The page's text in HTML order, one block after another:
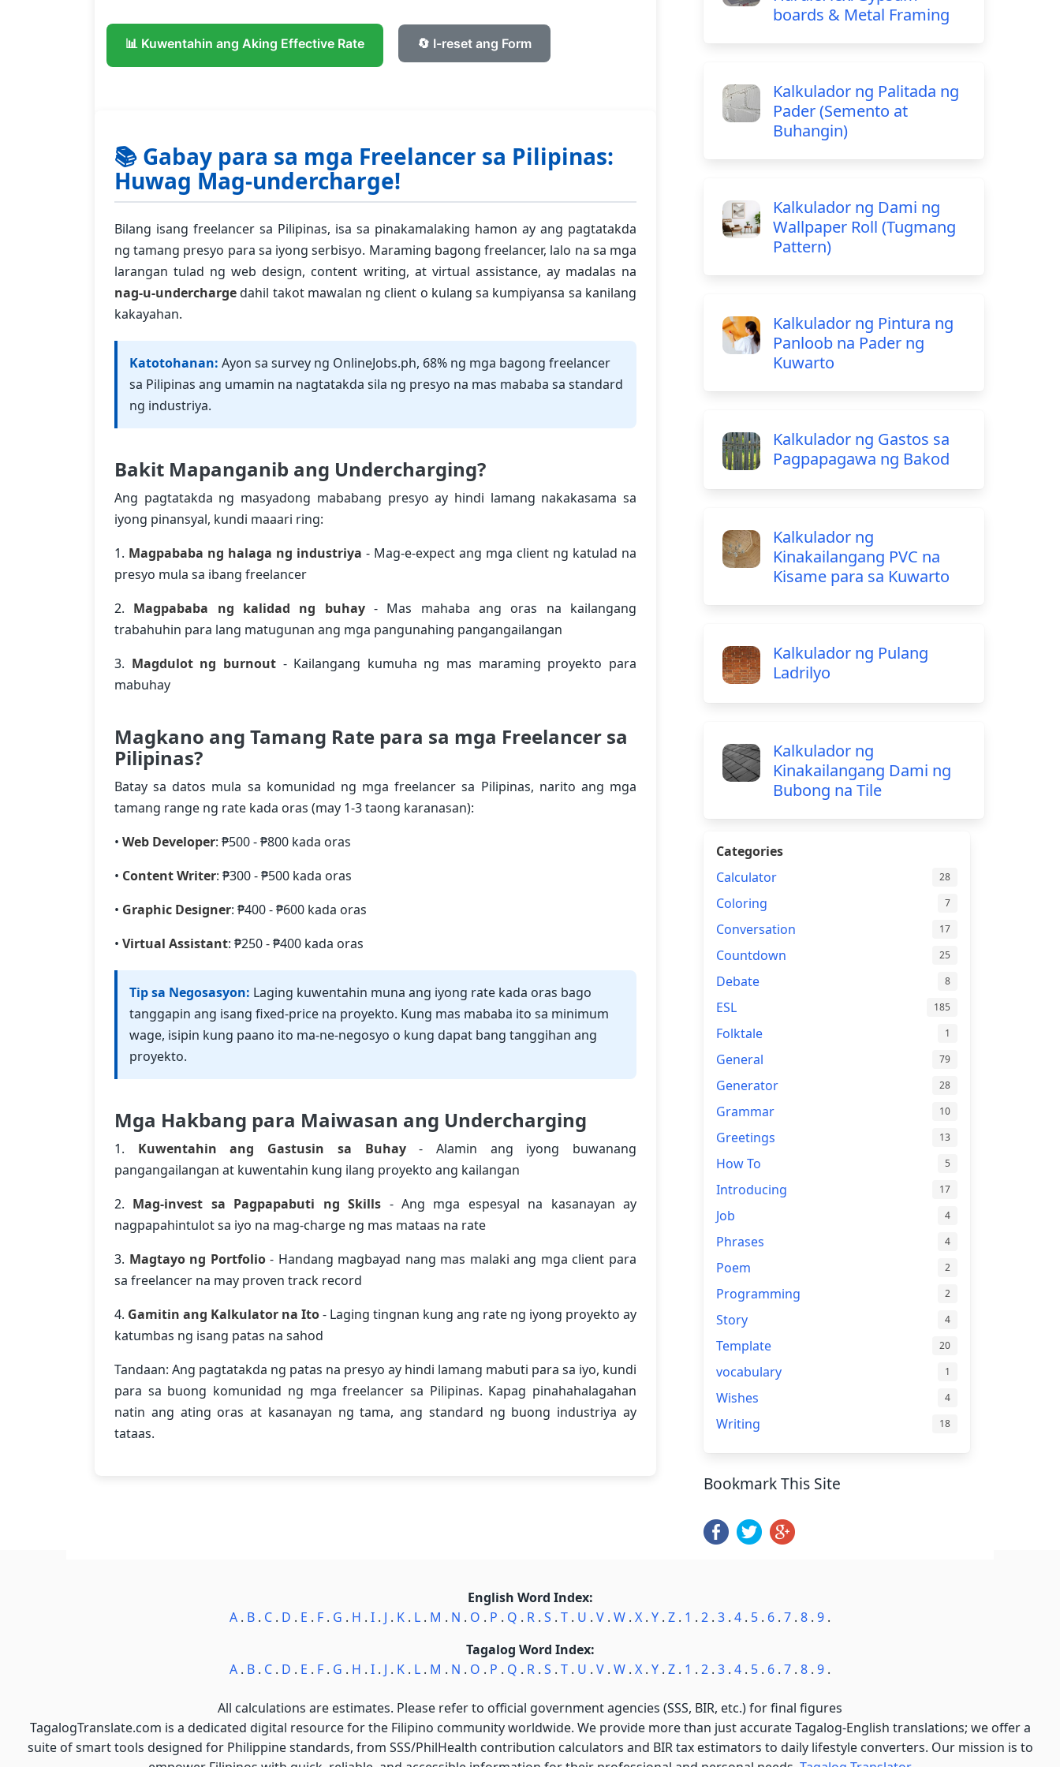
📊 Kuwentahin ang Aking Effective Rate 🔄 I-reset ang Form
📚 Gabay para sa mga Freelancer sa Pilipinas:
Huwag Mag-undercharge!
Bilang isang freelancer sa Pilipinas, isa sa pinakamalaking hamon ay ang pagtatakda
ng tamang presyo para sa iyong serbisyo. Maraming bagong freelancer, lalo na sa mga
larangan tulad ng web design, content writing, at virtual assistance, ay madalas na
nag-u-underchargedahil takot mawalan ng client o kulang sa kumpiyansa sa kanilang
kakayahan.
Katotohanan: Ayon sa survey ng OnlineJobs.ph, 68% ng mga bagong freelancer
sa Pilipinas ang umamin na nagtatakda sila ng presyo na mas mababa sa standard
ng industriya.
Bakit Mapanganib ang Undercharging?
Ang pagtatakda ng masyadong mababang presyo ay hindi lamang nakakasama sa
iyong pinansyal, kundi maaari ring:
1. Magpababa ng halaga ng industriya - Mag-e-expect ang mga client ng katulad na
presyo mula sa ibang freelancer
2. Magpababa ng kalidad ng buhay- Mas mahaba ang oras na kailangang
trabahuhin para lang matugunan ang mga pangunahing pangangailangan
3. Magdulot ng burnout- Kailangang kumuha ng mas maraming proyekto para
mabuhay
Magkano ang Tamang Rate para sa mga Freelancer sa
Pilipinas?
Batay sa datos mula sa komunidad ng mga freelancer sa Pilipinas, narito ang mga
tamang range ng rate kada oras (may 1-3 taong karanasan):
• Web Developer: ₱500 - ₱800 kada oras
• Content Writer: ₱300 - ₱500 kada oras
• Graphic Designer: ₱400 - ₱600 kada oras
• Virtual Assistant: ₱250 - ₱400 kada oras
Tip sa Negosasyon: Laging kuwentahin muna ang iyong rate kada oras bago
tanggapin ang isang fixed-price na proyekto. Kung mas mababa ito sa minimum
wage, isipin kung paano ito ma-ne-negosyo o kung dapat bang tanggihan ang
proyekto.
Mga Hakbang para Maiwasan ang Undercharging
1. Kuwentahin ang Gastusin sa Buhay- Alamin ang iyong buwanang
pangangailangan at kuwentahin kung ilang proyekto ang kailangan
2. Mag-invest sa Pagpapabuti ng Skills - Ang mga espesyal na kasanayan ay
nagpapahintulot sa iyo na mag-charge ng mas mataas na rate
3. Magtayo ng Portfolio- Handang magbayad nang mas malaki ang mga client para
sa freelancer na may proven track record
4. Gamitin ang Kalkulator na Ito- Laging tingnan kung ang rate ng iyong proyekto ay
katumbas ng isang patas na sahod
Tandaan: Ang pagtatakda ng patas na presyo ay hindi lamang mabuti para sa iyo, kundi
para sa buong komunidad ng mga freelancer sa Pilipinas. Kapag pinahahalagahan
natin ang ating oras at kasanayan ng tama, ang standard ng buong industriya ay
tataas.
boards & Metal Framing
Kalkulador ng Palitada ng
Pader (Semento at
Buhangin)
Kalkulador ng Dami ng
Wallpaper Roll (Tugmang
Pattern)
Kalkulador ng Pintura ng
Panloob na Pader ng
Kuwarto
Kalkulador ng Gastos sa
Pagpapagawa ng Bakod
Kalkulador ng
Kinakailangang PVC na
Kisame para sa Kuwarto
Kalkulador ng Pulang
Ladrilyo
Kalkulador ng
Kinakailangang Dami ng
Bubong na Tile
Categories
Calculator
28
Coloring 7
Conversation 17
Countdown 25
Debate 8
ESL 185
Folktale 1
General 79
Generator 28
Grammar 10
Greetings 13
How To 5
Introducing 17
Job 4
Phrases 4
Poem 2
Programming 2
Story 4
Template 20
vocabulary 1
Wishes 4
Writing 18
Bookmark This Site
English Word Index:
A . B . C . D . E . F . G . H . I . J . K . L . M . N . O . P . Q . R . S . T . U . V . W . X . Y . Z . 1 . 2 . 3 . 4 . 5 . 6 . 7 . 8 . 9 .
Tagalog Word Index:
A . B . C . D . E . F . G . H . I . J . K . L . M . N . O . P . Q . R . S . T . U . V . W . X . Y . Z . 1 . 2 . 3 . 4 . 5 . 6 . 7 . 8 . 9 .
All calculations are estimates. Please refer to official government agencies (SSS, BIR, etc.) for final figures
TagalogTranslate.com is a dedicated digital resource for the Filipino community worldwide. We provide more than just accurate Tagalog-English translations; we offer a
suite of smart tools designed for Philippine standards, from SSS/PhilHealth contribution calculators and BIR tax estimators to daily lifestyle converters. Our mission is to